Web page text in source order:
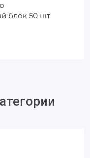
блок 50 шт